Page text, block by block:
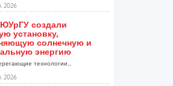
2026
создали
установку,
солнечную и
энергию
технологии...
2026